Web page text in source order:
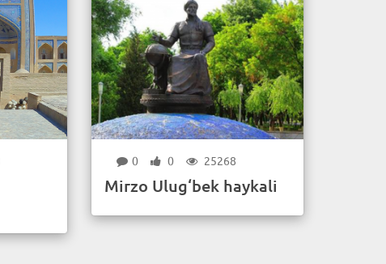
0 0 25268
Mirzo Ulug‘bek haykali